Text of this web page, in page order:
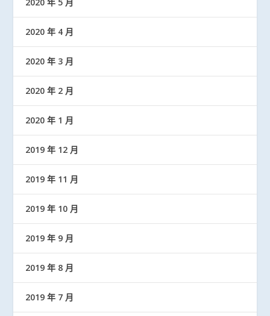
2020 年 4 月
2020 年 3 月
2020 年 2 月
2020 年 1 月
2019 年 12 月
2019 年 11 月
2019 年 10 月
2019 年 9 月
2019 年 8 月
2019 年 7 月